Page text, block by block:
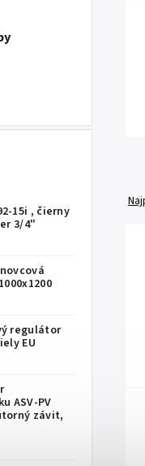
15i , čierny
3/4"
regulátor
EU
ASV-PV
závit,